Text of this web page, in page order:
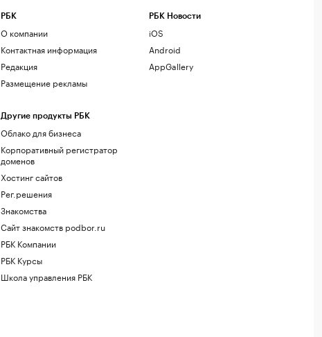
РБК
О компании
Контактная информация
Редакция
Размещение рекламы
Другие продукты РБК
Облако для бизнеса
Корпоративный регистратор
доменов
Хостинг сайтов
Рег.решения
Знакомства
Сайт знакомств podbor.ru
РБК Компании
РБК Курсы
Школа управления РБК
РБК Новости
iOS
Android
AppGallery